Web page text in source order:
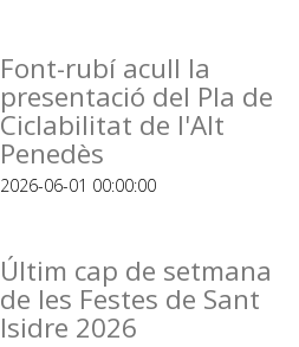
Font-rubí acull la
presentació del Pla de
Ciclabilitat de l'Alt
Penedès
2026-06-01 00:00:00
Últim cap de setmana
de les Festes de Sant
Isidre 2026